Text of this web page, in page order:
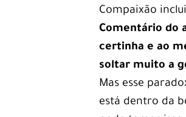
Compaixão
Comentário do
certinha e ao
soltar muito a
Mas esse
está dentro da